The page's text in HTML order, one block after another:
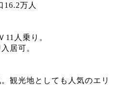
万人
11人乗り。
居可。
観光地としても人気のエリ